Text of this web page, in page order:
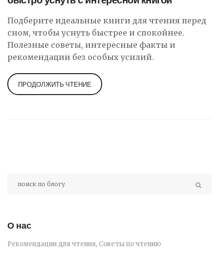
Подберите идеальные книги для чтения перед
сном, чтобы уснуть быстрее и спокойнее.
Полезные советы, интересные факты и
рекомендации без особых усилий.
ПРОДОЛЖИТЬ ЧТЕНИЕ
О нас
Рекомендации для чтения, Советы по чтению